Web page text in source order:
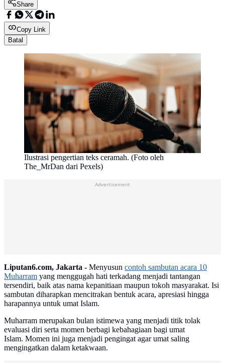
Share
Copy Link
Batal
Ilustrasi pengertian teks ceramah. (Foto oleh
The_MrDan dari Pexels)
Liputan6.com, Jakarta - Menyusun contoh sambutan acara 10
Muharram yang menggugah hati terkadang menjadi tantangan
tersendiri, baik atas nama kepanitiaan maupun tokoh masyarakat. Isi
sambutan diharapkan mencitrakan bentuk acara, apresiasi hingga
harapannya untuk umat Islam.
Muharram merupakan bulan istimewa yang menjadi titik tolak
evaluasi diri serta momen berbagi kebahagiaan bagi umat
Islam. Momen ini juga menjadi pengingat agar umat saling
mengingatkan dalam ketakwaan.